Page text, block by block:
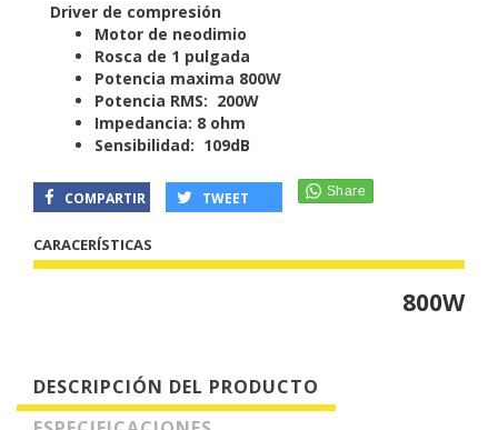
Driver de compresión
Motor de neodimio
Rosca de 1 pulgada
Potencia maxima 800W
Potencia RMS: 200W
Impedancia: 8 ohm
Sensibilidad: 109dB
COMPARTIR TWEET
CARACERÍSTICAS
800W
DESCRIPCIÓN DEL PRODUCTO